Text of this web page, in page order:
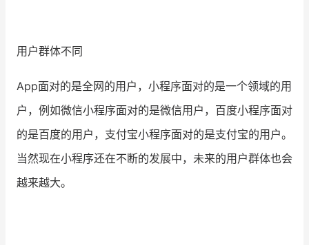
用户群体不同
App面对的是全网的用户，小程序面对的是一个领域的用
户，例如微信小程序面对的是微信用户，百度小程序面对
的是百度的用户，支付宝小程序面对的是支付宝的用户。
当然现在小程序还在不断的发展中，未来的用户群体也会
越来越大。